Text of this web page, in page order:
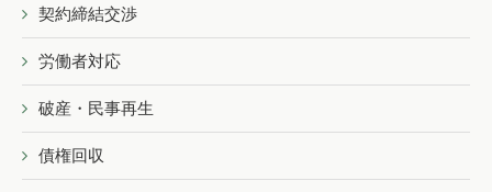
契約締結交渉
労働者対応
破産・民事再生
債権回収